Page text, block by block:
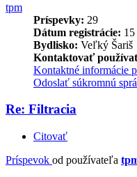
tpm
Príspevky: 29
Dátum registrácie:
Bydlisko: Veľký Šariš
Kontaktovať
Kontaktné informácie
Odoslať súkromnú
Re: Filtracia
Citovať
Príspevok od používateľa